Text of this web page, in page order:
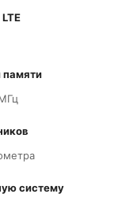
памяти
систему